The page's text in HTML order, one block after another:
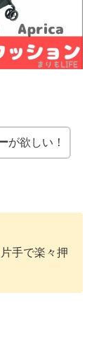
が欲しい！
手で楽々押